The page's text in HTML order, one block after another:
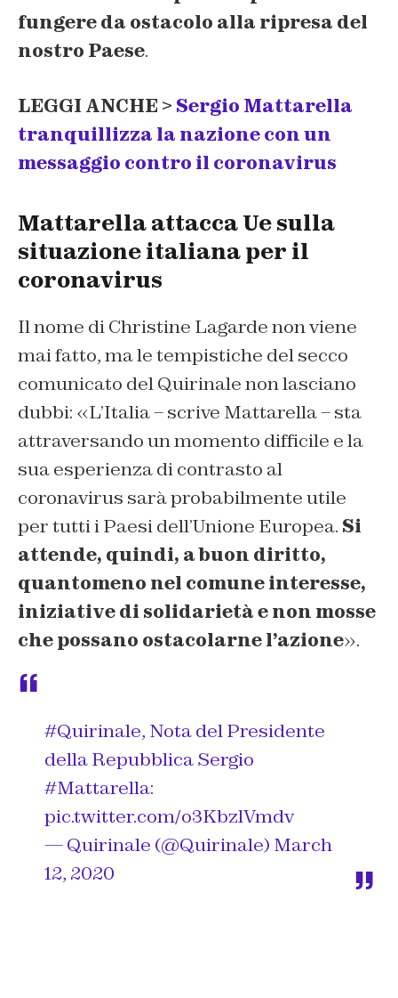
fungere da ostacolo alla ripresa del
nostro Paese.
LEGGI ANCHE > Sergio Mattarella
tranquillizza la nazione con un
messaggio contro il coronavirus
Mattarella attacca Ue sulla
situazione italiana per il
coronavirus
Il nome di Christine Lagarde non viene
mai fatto, ma le tempistiche del secco
comunicato del Quirinale non lasciano
dubbi: «L’Italia – scrive Mattarella – sta
attraversando un momento difficile e la
sua esperienza di contrasto al
coronavirus sarà probabilmente utile
per tutti i Paesi dell’Unione Europea. Si
attende, quindi, a buon diritto,
quantomeno nel comune interesse,
iniziative di solidarietà e non mosse
che possano ostacolarne l’azione».
#Quirinale, Nota del Presidente
della Repubblica Sergio
#Mattarella:
pic.twitter.com/o3KbzlVmdv
— Quirinale (@Quirinale) March
12, 2020